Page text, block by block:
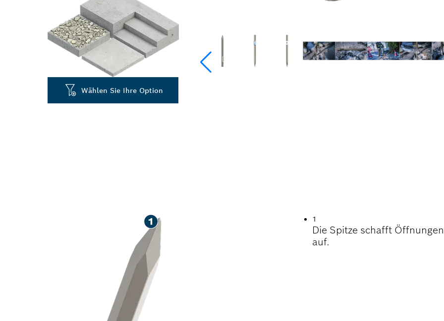
Wählen Sie Ihre Option
1
Die Spitze schafft
auf.